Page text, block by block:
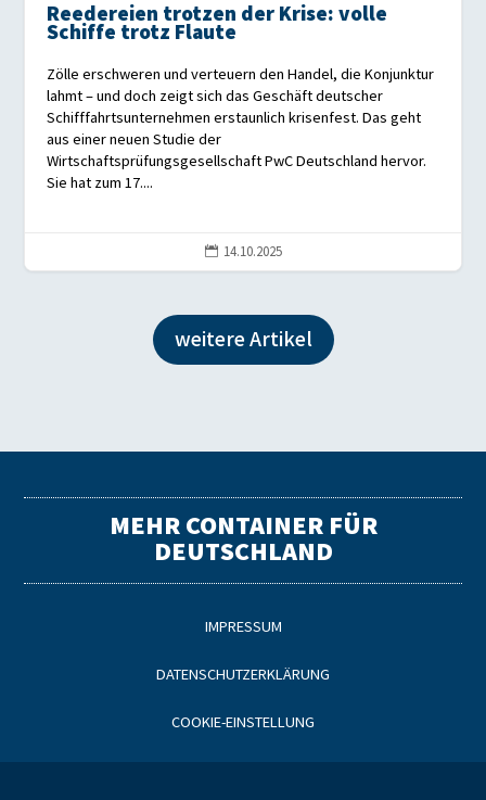
Reedereien trotzen der Krise: volle
Schiffe trotz Flaute
Zölle erschweren und verteuern den Handel, die Konjunktur
lahmt – und doch zeigt sich das Geschäft deutscher
Schifffahrtsunternehmen erstaunlich krisenfest. Das geht
aus einer neuen Studie der
Wirtschaftsprüfungsgesellschaft PwC Deutschland hervor.
Sie hat zum 17....
 14.10.2025
weitere Artikel
MEHR CONTAINER FÜR
DEUTSCHLAND
IMPRESSUM
DATENSCHUTZERKLÄRUNG
COOKIE-EINSTELLUNG